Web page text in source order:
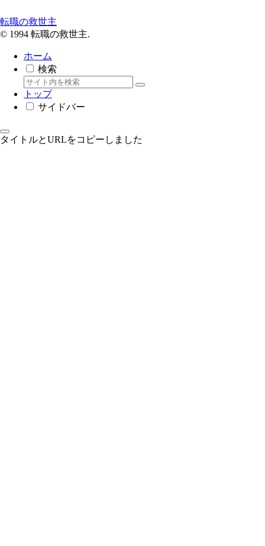
転職の救世主
© 1994 転職の救世主.
ホーム
検索
トップ
サイドバー
タイトルとURLをコピーしました